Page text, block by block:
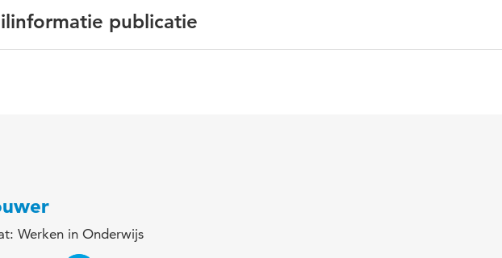
publicatie
Werken in Onderwijs